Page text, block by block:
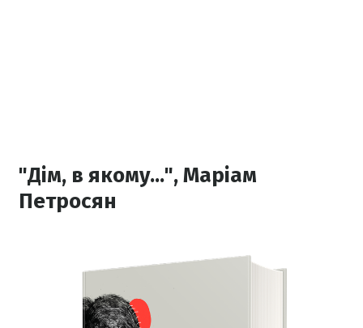
"Дім, в якому...", Маріам
Петросян